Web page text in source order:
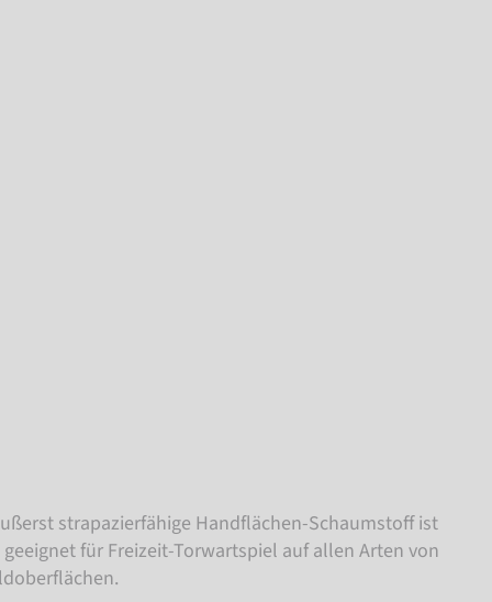
strapazierfähige Handflächen-Schaumstoff ist
für Freizeit-Torwartspiel auf allen Arten von